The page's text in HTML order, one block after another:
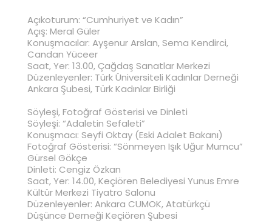
Açıkoturum: “Cumhuriyet ve Kadın”
Açış: Meral Güler
Konuşmacılar: Ayşenur Arslan, Sema Kendirci,
Candan Yüceer
Saat, Yer: 13.00, Çağdaş Sanatlar Merkezi
Düzenleyenler: Türk Üniversiteli Kadınlar Derneği
Ankara Şubesi, Türk Kadınlar Birliği
Söyleşi, Fotoğraf Gösterisi ve Dinleti
Söyleşi: “Adaletin Sefaleti”
Konuşmacı: Seyfi Oktay (Eski Adalet Bakanı)
Fotoğraf Gösterisi: “Sönmeyen Işık Uğur Mumcu”
Gürsel Gökçe
Dinleti: Cengiz Özkan
Saat, Yer: 14.00, Keçiören Belediyesi Yunus Emre
Kültür Merkezi Tiyatro Salonu
Düzenleyenler: Ankara CUMOK, Atatürkçü
Düşünce Derneği Keçiören Şubesi